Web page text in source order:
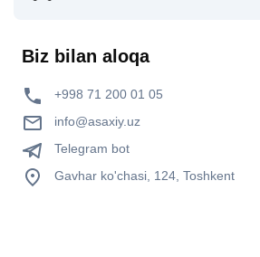
Biz bilan aloqa
+998 71 200 01 05
info@asaxiy.uz
Telegram bot
Gavhar ko'chasi, 124, Toshkent